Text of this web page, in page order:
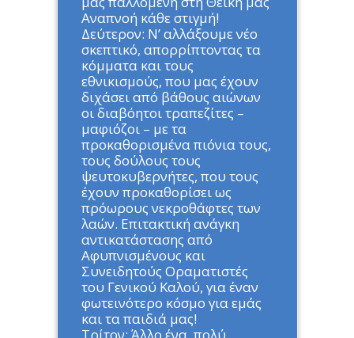
Αναπνοή κάθε στιγμή!
Δεύτερον: Ν’ αλλάξουμε νέο
σκεπτικό, απορρίπτοντας τα
κόμματα και τους
εθνικισμούς, που μας έχουν
διχάσει από βάθους αιώνων
οι διαβόητοι τραπεζίτες –
μαφιόζοι – με τα
προκαθορισμένα πιόνια τους,
τους δούλους τους
ψευτοκυβερνήτες, που τους
έχουν προκαθορίσει ως
πρόωρους νεκροθάφτες των
λαών. Επιτακτική ανάγκη
αντικατάστασης από
Αφυπνισμένους και
Συνειδητούς Οραματιστές
του Γενικού Καλού, για έναν
φωτεινότερο κόσμο για εμάς
και τα παιδιά μας!
Τρίτον: Άλλο ένα, πολύ